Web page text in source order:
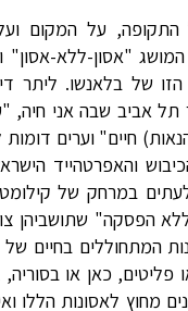
על המקום
"אסון-ללא-
של בלאנשו. ליתר
תל אביב שבה אני חיה,
חיים" וערים דומות
והאפרטהייד
במרחק של
הפסקה" שתושביהן
המתחוללים בחיים של
פליטים, כאן או
מחוץ לאסונות הללו